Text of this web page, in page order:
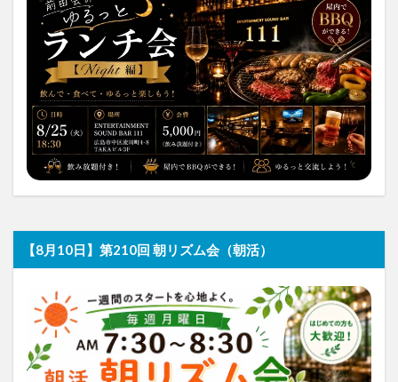
【8月10日】第210回 朝リズム会（朝活）